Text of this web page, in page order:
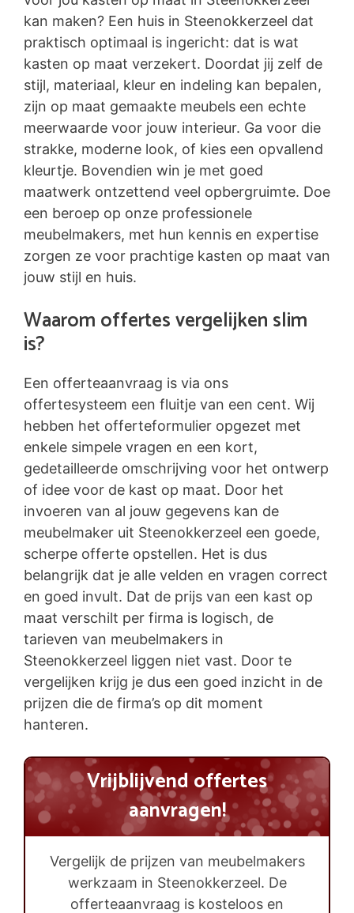
kan maken? Een huis in Steenokkerzeel dat
praktisch optimaal is ingericht: dat is wat
kasten op maat verzekert. Doordat jij zelf de
stijl, materiaal, kleur en indeling kan bepalen,
zijn op maat gemaakte meubels een echte
meerwaarde voor jouw interieur. Ga voor die
strakke, moderne look, of kies een opvallend
kleurtje. Bovendien win je met goed
maatwerk ontzettend veel opbergruimte. Doe
een beroep op onze professionele
meubelmakers, met hun kennis en expertise
zorgen ze voor prachtige kasten op maat van
jouw stijl en huis.
Waarom offertes vergelijken slim
is?
Een offerteaanvraag is via ons
offertesysteem een fluitje van een cent. Wij
hebben het offerteformulier opgezet met
enkele simpele vragen en een kort,
gedetailleerde omschrijving voor het ontwerp
of idee voor de kast op maat. Door het
invoeren van al jouw gegevens kan de
meubelmaker uit Steenokkerzeel een goede,
scherpe offerte opstellen. Het is dus
belangrijk dat je alle velden en vragen correct
en goed invult. Dat de prijs van een kast op
maat verschilt per firma is logisch, de
tarieven van meubelmakers in
Steenokkerzeel liggen niet vast. Door te
vergelijken krijg je dus een goed inzicht in de
prijzen die de firma’s op dit moment
hanteren.
Vrijblijvend offertes
aanvragen!
Vergelijk de prijzen van meubelmakers
werkzaam in Steenokkerzeel. De
offerteaanvraag is kosteloos en